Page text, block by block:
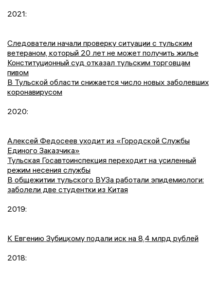
2021:
Следователи начали проверку ситуации с тульским
ветераном, который 20 лет не может получить жилье
Конституционный суд отказал тульским торговцам
пивом
В Тульской области снижается число новых заболевших
коронавирусом
2020:
Алексей Федосеев уходит из «Городской Службы
Единого Заказчика»
Тульская Госавтоинспекция переходит на усиленный
режим несения службы
В общежитии тульского ВУЗа работали эпидемиологи:
заболели две студентки из Китая
2019:
К Евгению Зубицкому подали иск на 8,4 млрд рублей
2018: